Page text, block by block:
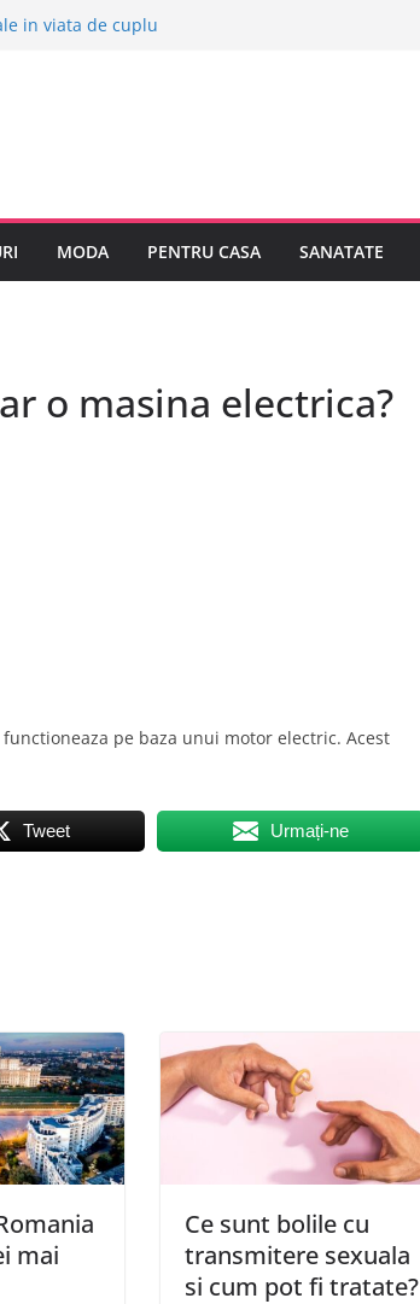
in viata de cuplu
MODA PENTRU CASA SANATATE
o masina electrica?
pe baza unui motor electric. Acest
Tweet Urmați-ne
mai
Ce sunt bolile cu
transmitere sexuala
si cum pot fi tratate?